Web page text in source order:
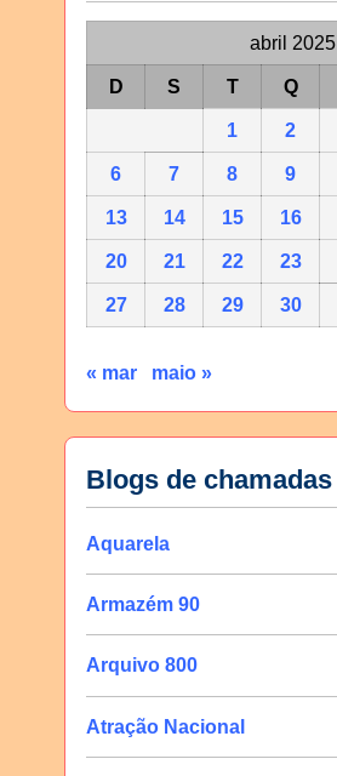
abril 2025
D S T Q
1 2
6 7 8 9
13 14 15 16
20 21 22 23
27 28 29 30
« mar maio »
Blogs de chamadas
Aquarela
Armazém 90
Arquivo 800
Atração Nacional